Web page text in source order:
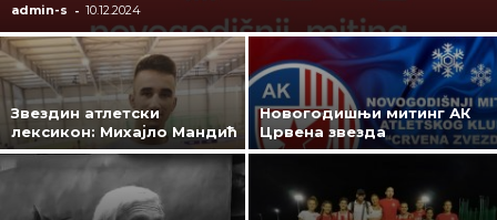
admin-s - 10.12.2024
Звездин атлетски
лексикон: Михајло Мандић
Новогодишњи митинг АК
Црвена звезда